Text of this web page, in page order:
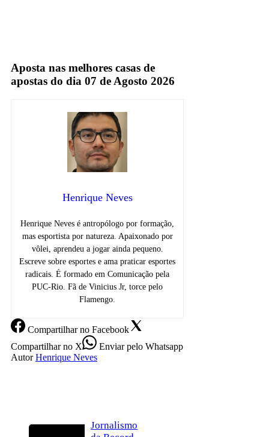
Aposta nas melhores casas de
apostas do dia 07 de Agosto 2026
Henrique Neves
Henrique Neves é antropólogo por formação,
mas esportista por natureza. Apaixonado por
vôlei, aprendeu a jogar ainda pequeno.
Escreve sobre esportes e ama praticar esportes
radicais. É formado em Comunicação pela
PUC-Rio. Fã de Vinicius Jr, torce pelo
Flamengo.
Compartilharno Facebook
Compartilharno X Enviarpelo Whatsapp
Autor Henrique Neves
Jornalismo